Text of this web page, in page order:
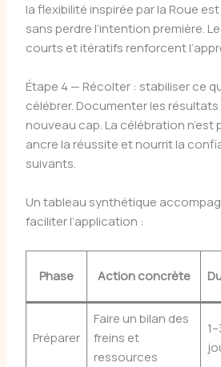
la flexibilité inspirée par la Roue
sans perdre l’intention première.
courts et itératifs renforcent
Étape 4 — Récolter : stabiliser ce
célébrer. Documenter les
nouveau cap. La célébration n’est
ancre la réussite et nourrit la
suivants.
Un tableau synthétique
faciliter l’application :
Phase Action concrète
Préparer
Faire un bilan des
freins et
ressources